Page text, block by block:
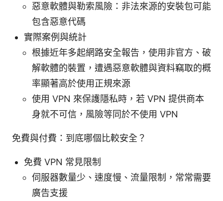
惡意軟體與勒索風險：非法來源的安裝包可能
包含惡意代碼
實際案例與統計
根據近年多起網路安全報告，使用非官方、破
解軟體的裝置，遭遇惡意軟體與資料竊取的概
率顯著高於使用正規來源
使用 VPN 來保護隱私時，若 VPN 提供商本
身就不可信，風險等同於不使用 VPN
免費與付費：到底哪個比較安全？
免費 VPN 常見限制
伺服器數量少、速度慢、流量限制，常常需要
廣告支援